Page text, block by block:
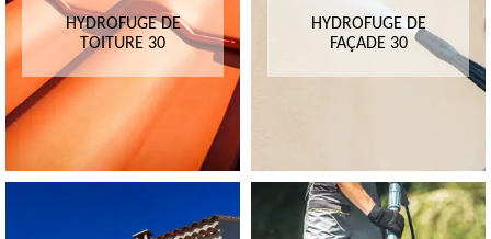
HYDROFUGE DE
TOITURE 30
HYDROFUGE DE
FAÇADE 30